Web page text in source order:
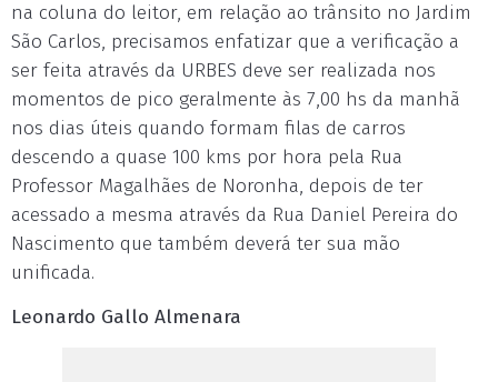
na coluna do leitor, em relação ao trânsito no Jardim
São Carlos, precisamos enfatizar que a verificação a
ser feita através da URBES deve ser realizada nos
momentos de pico geralmente às 7,00 hs da manhã
nos dias úteis quando formam filas de carros
descendo a quase 100 kms por hora pela Rua
Professor Magalhães de Noronha, depois de ter
acessado a mesma através da Rua Daniel Pereira do
Nascimento que também deverá ter sua mão
unificada.
Leonardo Gallo Almenara